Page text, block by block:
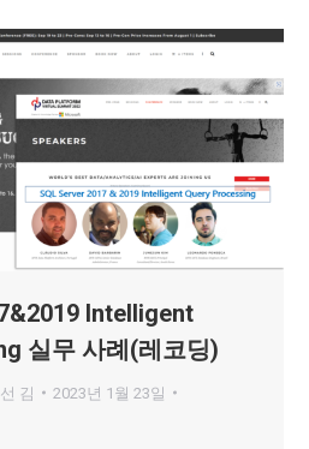
Intelligent
실무 사례(레코딩)
김
2023년 1월 23일